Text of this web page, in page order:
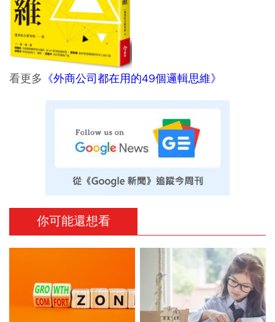
看更多 《外商公司都在用的49個邏輯思維》
你可能還想看